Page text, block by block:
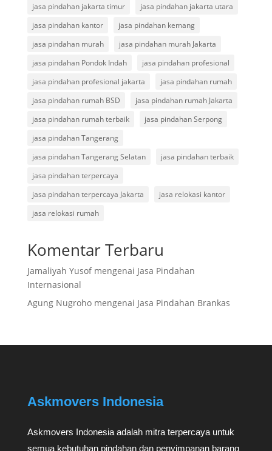
jasa pindahan jakarta timur
jasa pindahan jakarta utara
jasa pindahan kantor
jasa pindahan kemang
jasa pindahan murah
jasa pindahan murah Jakarta
jasa pindahan Pondok Indah
jasa pindahan profesional
jasa pindahan profesional jakarta
jasa pindahan rumah
jasa pindahan rumah BSD
jasa pindahan rumah Jakarta
jasa pindahan rumah terbaik
jasa pindahan Serpong
jasa pindahan Tangerang
jasa pindahan Tangerang Selatan
jasa pindahan terbaik
jasa pindahan terpercaya
jasa pindahan terpercaya Jakarta
jasa relokasi kantor
jasa relokasi rumah
Komentar Terbaru
Jamaliyah Yusofmengenai Jasa Pindahan
Internasional
Agung Nugrohomengenai Jasa Pindahan Brankas
Askmovers Indonesia
Askmovers Indonesia adalah mitra terpercaya untuk
semua kebutuhan pindahan dan penyimpanan barang